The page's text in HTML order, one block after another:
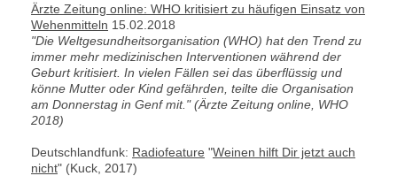
Ärzte Zeitung online: WHO kritisiert zu häufigen Einsatz von
Wehenmitteln 15.02.2018
"Die Weltgesundheitsorganisation (WHO) hat den Trend zu
immer mehr medizinischen Interventionen während der
Geburt kritisiert. In vielen Fällen sei das überflüssig und
könne Mutter oder Kind gefährden, teilte die Organisation
am Donnerstag in Genf mit." (Ärzte Zeitung online, WHO
2018)
Deutschlandfunk: Radiofeature "Weinen hilft Dir jetzt auch
nicht" (Kuck, 2017)